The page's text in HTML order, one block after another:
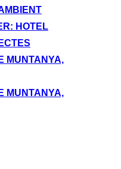
HOTEL
MUNTANYA,
MUNTANYA,